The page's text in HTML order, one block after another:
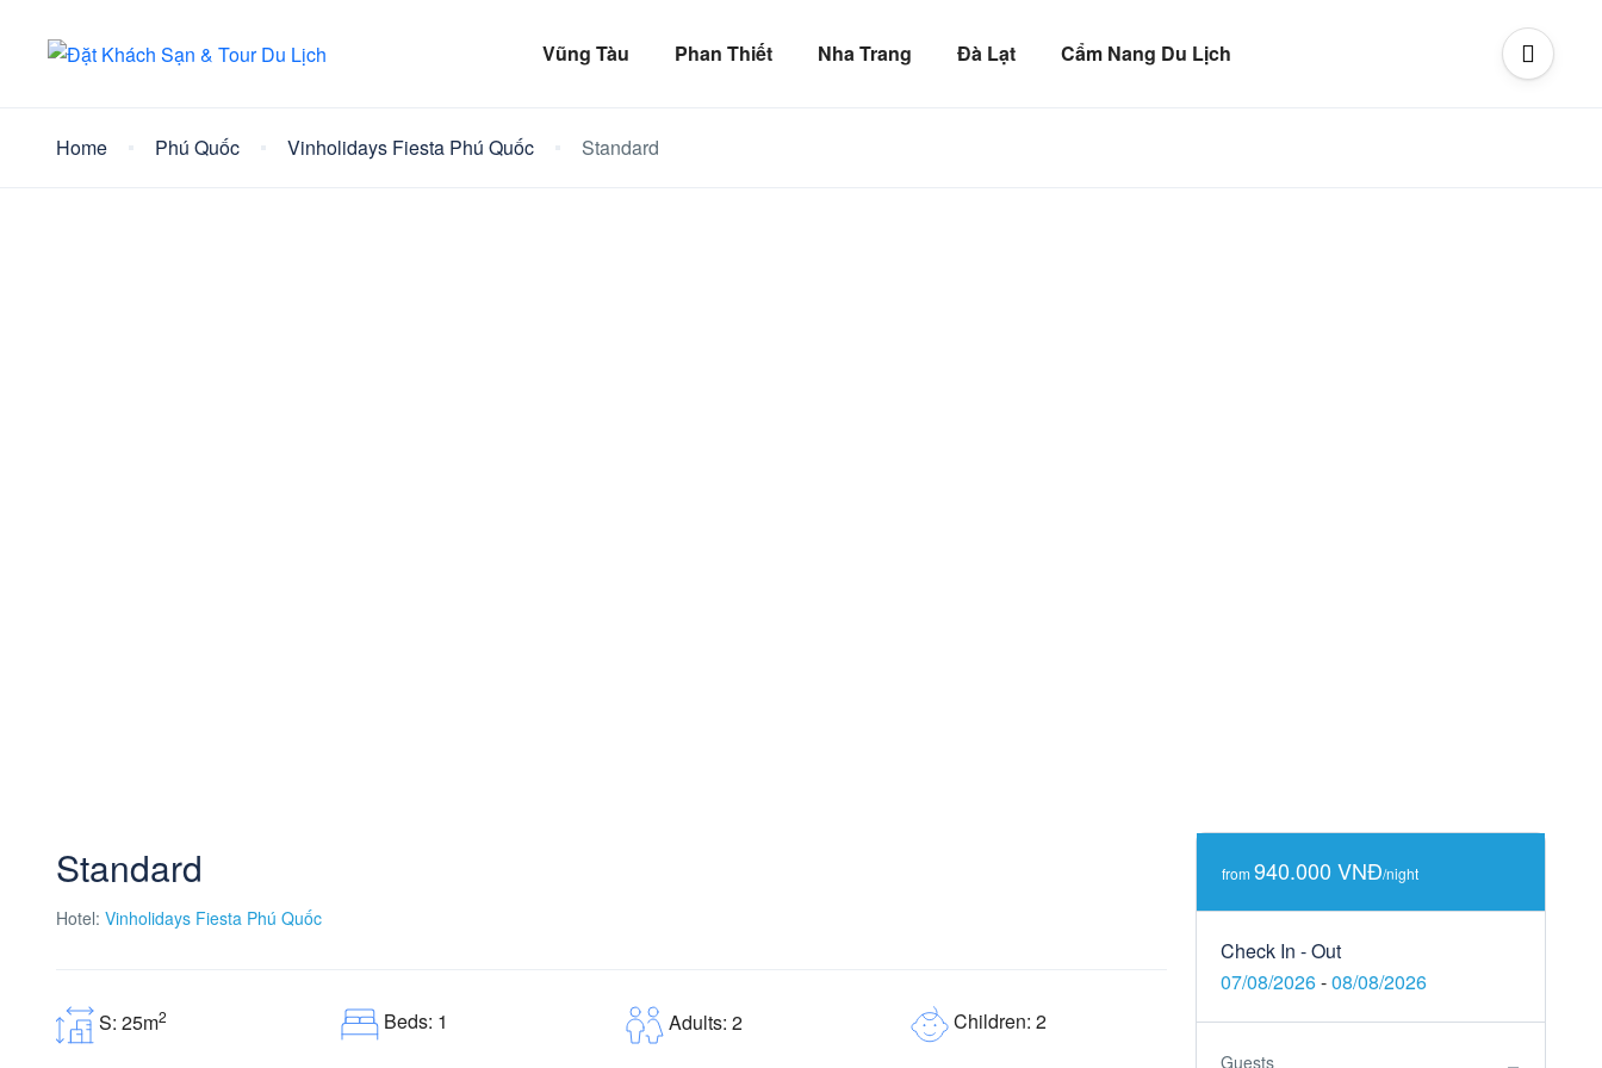
Vũng Tàu Phan Thiết Nha Trang Đà Lạt Cẩm Nang Du Lịch
Home Phú Quốc Vinholidays Fiesta Phú Quốc Standard
Standard
Hotel: Vinholidays Fiesta Phú Quốc
S: 25m2 Beds: 1 Adults: 2 Children: 2
from 940.000 VNĐ/night
Check In - Out
07/08/2026-08/08/2026
Guests